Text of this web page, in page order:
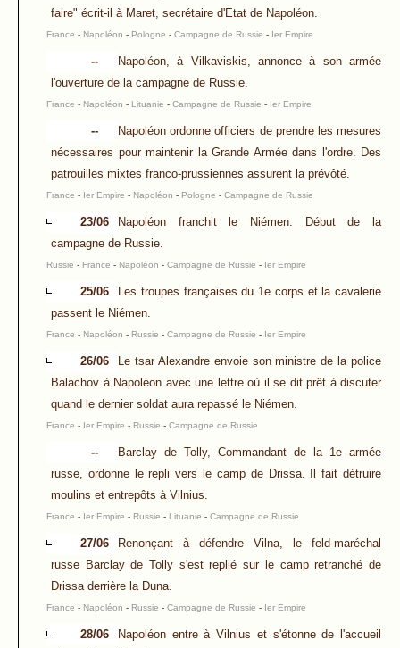
faire" écrit-il à Maret, secrétaire d'Etat de Napoléon.
France - Napoléon - Pologne - Campagne de Russie - Ier Empire
--
Napoléon, à Vilkaviskis, annonce à son armée
l'ouverture de la campagne de Russie.
France - Napoléon - Lituanie - Campagne de Russie - Ier Empire
--
Napoléon ordonne officiers de prendre les mesures
nécessaires pour maintenir la Grande Armée dans l'ordre. Des
patrouilles mixtes franco-prussiennes assurent la prévôté.
France - Ier Empire - Napoléon - Pologne - Campagne de Russie
23/06
Napoléon franchit le Niémen. Début de la
campagne de Russie.
Russie - France - Napoléon - Campagne de Russie - Ier Empire
25/06
Les troupes françaises du 1e corps et la cavalerie
passent le Niémen.
France - Napoléon - Russie - Campagne de Russie - Ier Empire
26/06
Le tsar Alexandre envoie son ministre de la police
Balachov à Napoléon avec une lettre où il se dit prêt à discuter
quand le dernier soldat aura repassé le Niémen.
France - Ier Empire - Russie - Campagne de Russie
--
Barclay de Tolly, Commandant de la 1e armée
russe, ordonne le repli vers le camp de Drissa. Il fait détruire
moulins et entrepôts à Vilnius.
France - Ier Empire - Russie - Lituanie - Campagne de Russie
27/06
Renonçant à défendre Vilna, le feld-maréchal
russe Barclay de Tolly s'est replié sur le camp retranché de
Drissa derrière la Duna.
France - Napoléon - Russie - Campagne de Russie - Ier Empire
28/06
Napoléon entre à Vilnius et s'étonne de l'accueil